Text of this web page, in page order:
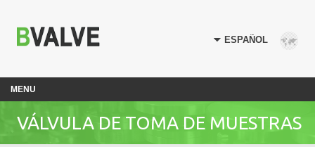
MENU
VÁLVULA DE TOMA DE MUESTRAS